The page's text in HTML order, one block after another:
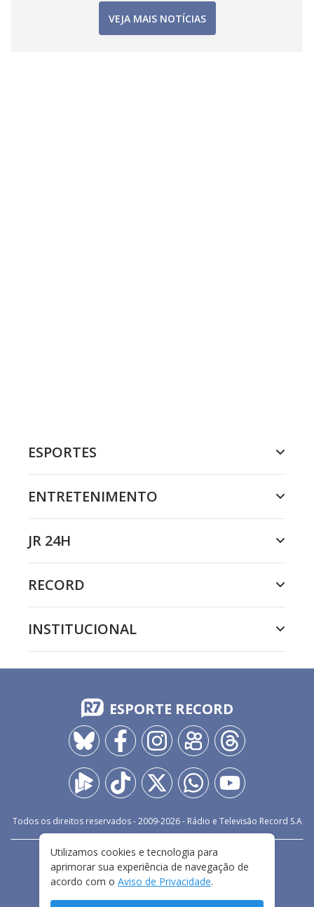
VEJA MAIS NOTÍCIAS
ESPORTES
ENTRETENIMENTO
JR 24H
RECORD
INSTITUCIONAL
ESPORTE RECORD
Todos os direitos reservados - 2009-2026- Rádio e Televisão Record S.A
FALE CONOSCO
PRIVACIDADE
TERMOS E CONDIÇÕES DE USO
Utilizamos cookies e tecnologia para
aprimorar sua experiência de navegação de
acordo com o Aviso de Privacidade.